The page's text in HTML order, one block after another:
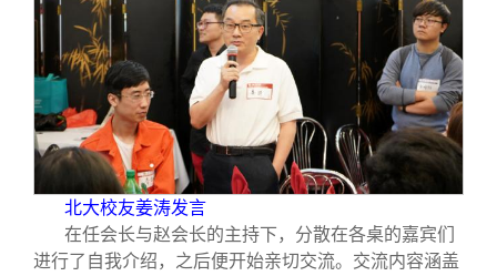
北大校友姜涛发言
在任会长与赵会长的主持下，分散在各桌的嘉宾们
进行了自我介绍，之后便开始亲切交流。交流内容涵盖